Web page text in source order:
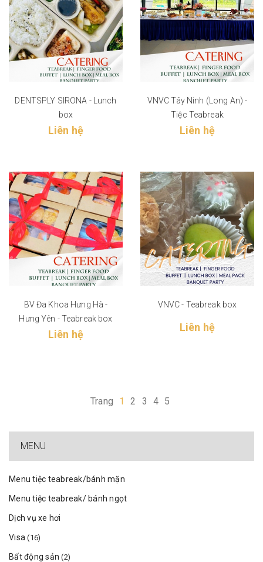
DENTSPLY SIRONA - Lunch
box
Liên hệ
VNVC Tây Ninh (Long An) -
Tiệc Teabreak
Liên hệ
BV Đa Khoa Hưng Hà -
Hưng Yên - Teabreak box
Liên hệ
VNVC - Teabreak box
Liên hệ
Trang 1 2 3 4 5
MENU
Menu tiệc teabreak/bánh mặn
Menu tiệc teabreak/ bánh ngọt
Dịch vụ xe hơi
Visa(16)
Bất động sản(2)